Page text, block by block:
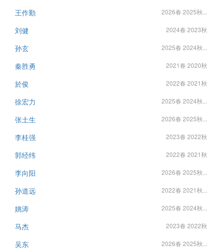
王作勤 2026春 2025秋...
刘健 2024春 2023秋
孙玄 2025春 2024秋...
秦胜勇 2021春 2020秋
於俊 2022春 2021秋
徐宏力 2025春 2024秋...
张土生 2026春 2025秋...
李桂强 2023春 2022秋
郭经纬 2022春 2021秋
李向阳 2026春 2025秋...
孙道远 2022春 2021秋...
姚涛 2025春 2024秋...
马杰 2023春 2022秋
吴东 2026春 2025秋...